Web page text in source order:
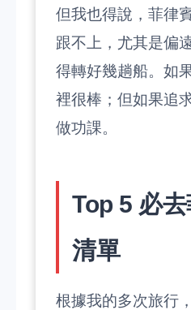
但我也得說，菲律
跟不上，尤其是偏
得轉好幾趟船。如
裡很棒；但如果追
做功課。
Top 5 必
清單
根據我的多次旅行